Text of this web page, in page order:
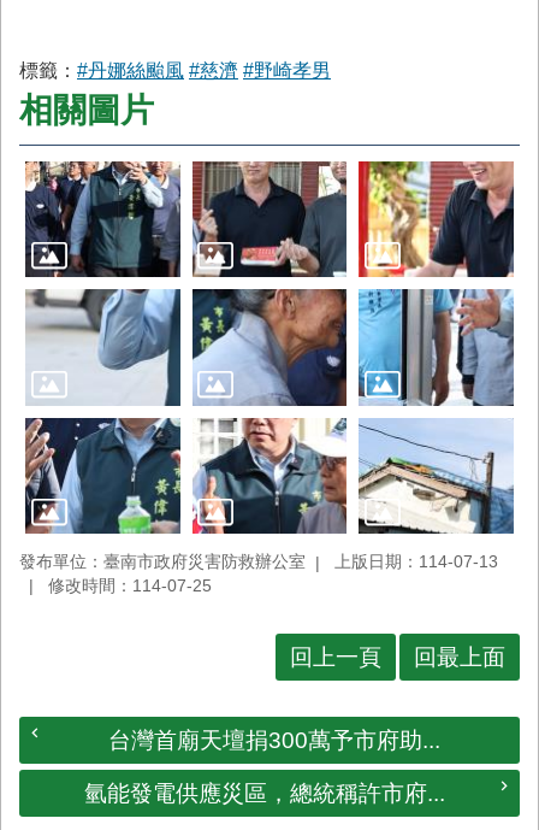
標籤： #丹娜絲颱風 #慈濟 #野崎孝男
相關圖片
發布單位：臺南市政府災害防救辦公室
上版日期：114-07-13
修改時間：114-07-25
回上一頁 回最上面
台灣首廟天壇捐300萬予市府助...
氫能發電供應災區，總統稱許市府...